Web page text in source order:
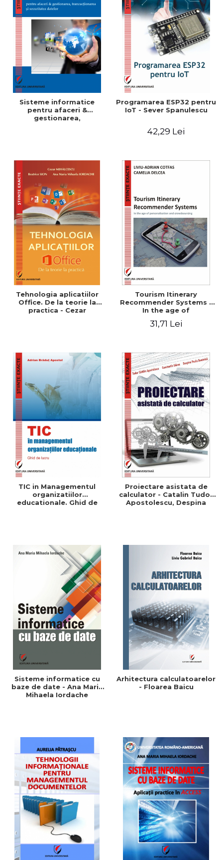
Sisteme informatice
pentru afaceri &
gestionarea,
Programarea ESP32 pentru
IoT - Sever Spanulescu
42,29 Lei
Tehnologia aplicatiilor
Office. De la teorie la
practica - Cezar
Tourism Itinerary
Recommender Systems -
In the age of
crowdsourcing
31,71 Lei
TIC in Managementul
organizatiilor
educationale. Ghid de
Proiectare asistata de
calculator - Catalin Tudor
Apostolescu, Despina
Sisteme informatice cu
baze de date - Ana Maria
Mihaela Iordache
Arhitectura calculatoarelor
- Floarea Baicu